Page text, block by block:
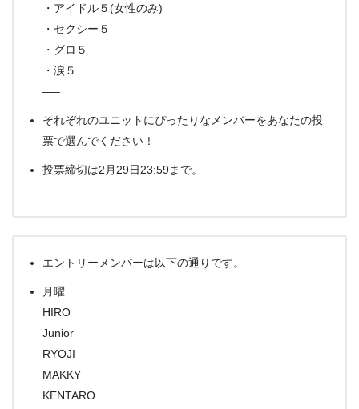
・アイドル５(女性のみ)
・セクシー５
・グロ５
・涙５
—–
それぞれのユニットにぴったりなメンバーをあなたの投
票で選んでください！
投票締切は2月29日23:59まで。
エントリーメンバーは以下の通りです。
月曜
HIRO
Junior
RYOJI
MAKKY
KENTARO